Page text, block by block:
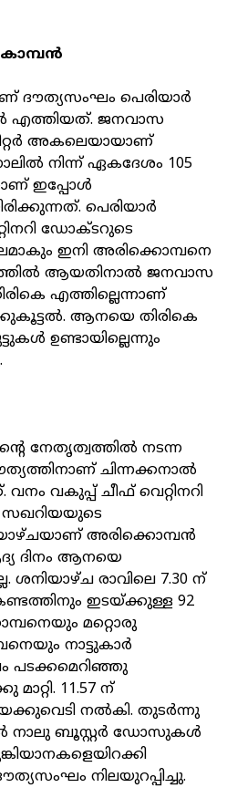
കൊമ്പന്‍
ദൗത്യസംഘം പെരിയാര്‍
എത്തിയത്. ജനവാസ
അകലെയായാണ്
നിന്ന് ഏകദേശം 105
ഇപ്പോള്‍
പെരിയാര്‍
ഡോക്ടറുടെ
ഇനി അരിക്കൊമ്പനെ
ആയതിനാല്‍ ജനവാസ
എത്തില്ലെന്നാണ്
ആനയെ തിരികെ
ഉണ്ടായില്ലെന്നും
നേതൃത്വത്തില്‍ നടന്ന
ചിന്നക്കനാല്‍
വകുപ്പ് ചീഫ് വെറ്റിനറി
അരിക്കൊമ്പന്‍
ദിനം ആനയെ
ശനിയാഴ്ച രാവിലെ 7.30 ന്
ഇടയ്ക്കുള്ള 92
മറ്റൊരു
നാട്ടുകാര്‍
പടക്കമെറിഞ്ഞു
11.57 ന്
നല്‍കി. തുടര്‍ന്നു
നാലു ബൂസ്റ്റര്‍ ഡോസുകള്‍
നിലയുറപ്പിച്ചു.